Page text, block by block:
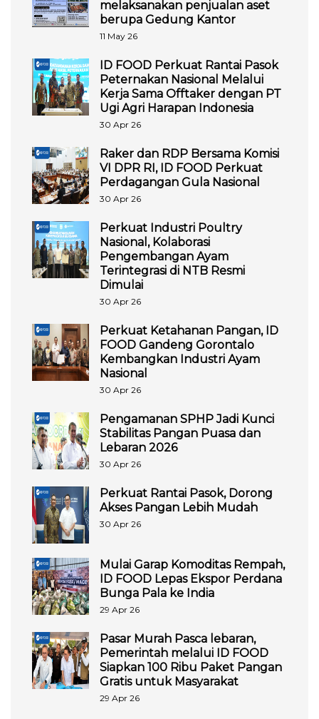
melaksanakan penjualan aset
berupa Gedung Kantor
11 May 26
ID FOOD Perkuat Rantai Pasok
Peternakan Nasional Melalui
Kerja Sama Offtaker dengan PT
Ugi Agri Harapan Indonesia
30 Apr 26
Raker dan RDP Bersama Komisi
VI DPR RI, ID FOOD Perkuat
Perdagangan Gula Nasional
30 Apr 26
Perkuat Industri Poultry
Nasional, Kolaborasi
Pengembangan Ayam
Terintegrasi di NTB Resmi
Dimulai
30 Apr 26
Perkuat Ketahanan Pangan, ID
FOOD Gandeng Gorontalo
Kembangkan Industri Ayam
Nasional
30 Apr 26
Pengamanan SPHP Jadi Kunci
Stabilitas Pangan Puasa dan
Lebaran 2026
30 Apr 26
Perkuat Rantai Pasok, Dorong
Akses Pangan Lebih Mudah
30 Apr 26
Mulai Garap Komoditas Rempah,
ID FOOD Lepas Ekspor Perdana
Bunga Pala ke India
29 Apr 26
Pasar Murah Pasca lebaran,
Pemerintah melalui ID FOOD
Siapkan 100 Ribu Paket Pangan
Gratis untuk Masyarakat
29 Apr 26